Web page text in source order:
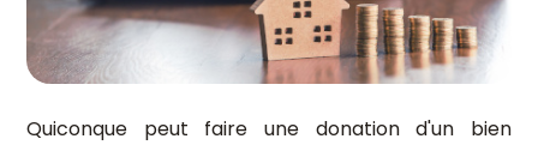
Quiconque peut faire une donation d'un bien